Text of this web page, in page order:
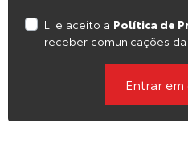
Li e aceito a Política de
receber comunicações da
Entrar